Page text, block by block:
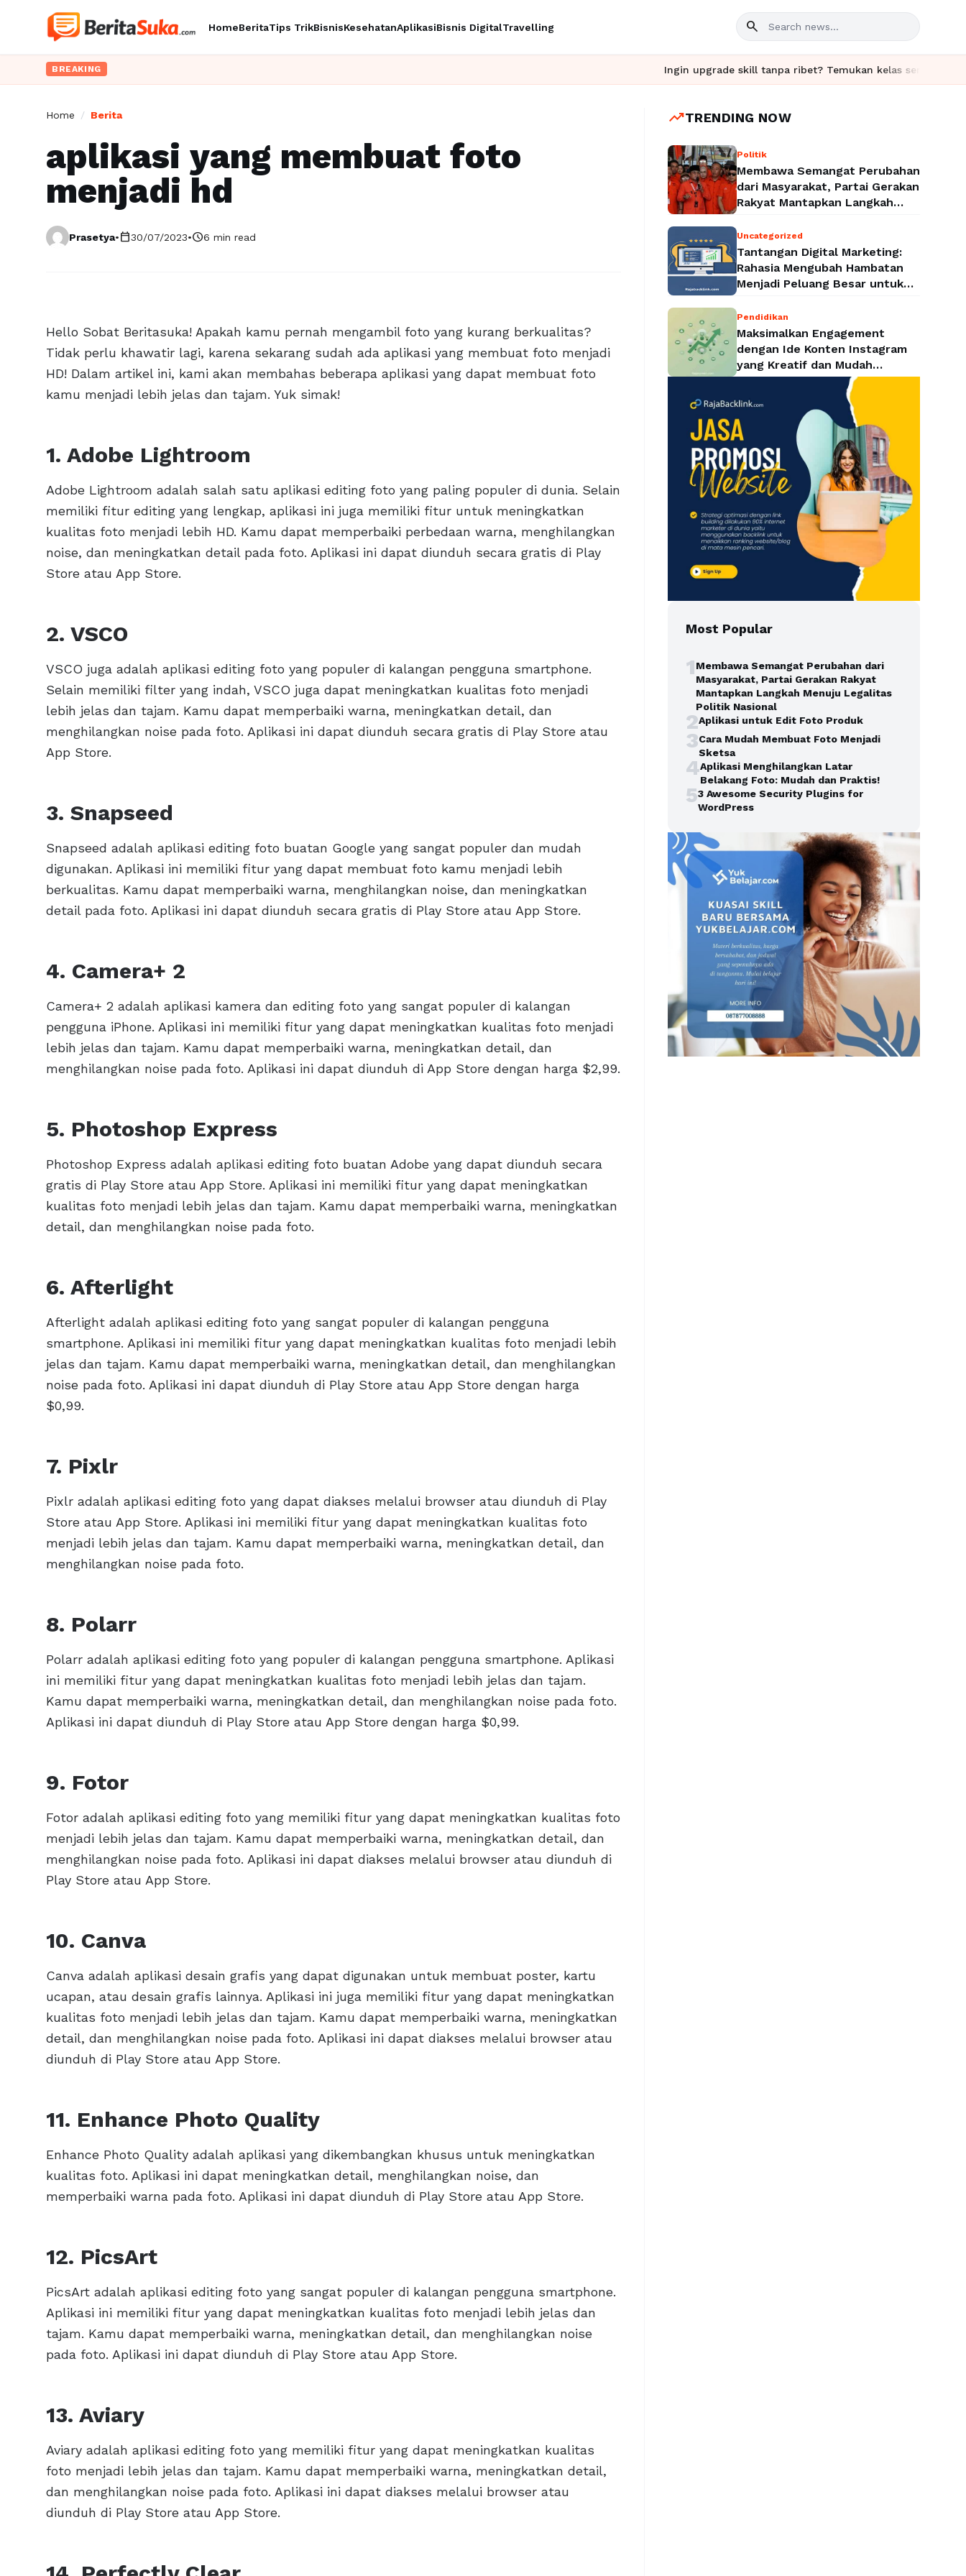
HomeBeritaTips TrikBisnisKesehatanAplikasiBisnis DigitalTravelling search
BREAKING Ingin upgrade skill tanpa ribet? Temukan kelas seru dan materi
Home / Berita
aplikasi yang membuat foto
menjadi hd
Prasetya•calendar_today30/07/2023•schedule6 min read
Hello Sobat Beritasuka! Apakah kamu pernah mengambil foto yang kurang berkualitas?
Tidak perlu khawatir lagi, karena sekarang sudah ada aplikasi yang membuat foto menjadi
HD! Dalam artikel ini, kami akan membahas beberapa aplikasi yang dapat membuat foto
kamu menjadi lebih jelas dan tajam. Yuk simak!
1. Adobe Lightroom
Adobe Lightroom adalah salah satu aplikasi editing foto yang paling populer di dunia. Selain
memiliki fitur editing yang lengkap, aplikasi ini juga memiliki fitur untuk meningkatkan
kualitas foto menjadi lebih HD. Kamu dapat memperbaiki perbedaan warna, menghilangkan
noise, dan meningkatkan detail pada foto. Aplikasi ini dapat diunduh secara gratis di Play
Store atau App Store.
2. VSCO
VSCO juga adalah aplikasi editing foto yang populer di kalangan pengguna smartphone.
Selain memiliki filter yang indah, VSCO juga dapat meningkatkan kualitas foto menjadi
lebih jelas dan tajam. Kamu dapat memperbaiki warna, meningkatkan detail, dan
menghilangkan noise pada foto. Aplikasi ini dapat diunduh secara gratis di Play Store atau
App Store.
3. Snapseed
Snapseed adalah aplikasi editing foto buatan Google yang sangat populer dan mudah
digunakan. Aplikasi ini memiliki fitur yang dapat membuat foto kamu menjadi lebih
berkualitas. Kamu dapat memperbaiki warna, menghilangkan noise, dan meningkatkan
detail pada foto. Aplikasi ini dapat diunduh secara gratis di Play Store atau App Store.
4. Camera+ 2
Camera+ 2 adalah aplikasi kamera dan editing foto yang sangat populer di kalangan
pengguna iPhone. Aplikasi ini memiliki fitur yang dapat meningkatkan kualitas foto menjadi
lebih jelas dan tajam. Kamu dapat memperbaiki warna, meningkatkan detail, dan
menghilangkan noise pada foto. Aplikasi ini dapat diunduh di App Store dengan harga $2,99.
5. Photoshop Express
Photoshop Express adalah aplikasi editing foto buatan Adobe yang dapat diunduh secara
gratis di Play Store atau App Store. Aplikasi ini memiliki fitur yang dapat meningkatkan
kualitas foto menjadi lebih jelas dan tajam. Kamu dapat memperbaiki warna, meningkatkan
detail, dan menghilangkan noise pada foto.
6. Afterlight
Afterlight adalah aplikasi editing foto yang sangat populer di kalangan pengguna
smartphone. Aplikasi ini memiliki fitur yang dapat meningkatkan kualitas foto menjadi lebih
jelas dan tajam. Kamu dapat memperbaiki warna, meningkatkan detail, dan menghilangkan
noise pada foto. Aplikasi ini dapat diunduh di Play Store atau App Store dengan harga
$0,99.
7. Pixlr
Pixlr adalah aplikasi editing foto yang dapat diakses melalui browser atau diunduh di Play
Store atau App Store. Aplikasi ini memiliki fitur yang dapat meningkatkan kualitas foto
menjadi lebih jelas dan tajam. Kamu dapat memperbaiki warna, meningkatkan detail, dan
menghilangkan noise pada foto.
8. Polarr
Polarr adalah aplikasi editing foto yang populer di kalangan pengguna smartphone. Aplikasi
ini memiliki fitur yang dapat meningkatkan kualitas foto menjadi lebih jelas dan tajam.
Kamu dapat memperbaiki warna, meningkatkan detail, dan menghilangkan noise pada foto.
Aplikasi ini dapat diunduh di Play Store atau App Store dengan harga $0,99.
9. Fotor
Fotor adalah aplikasi editing foto yang memiliki fitur yang dapat meningkatkan kualitas foto
menjadi lebih jelas dan tajam. Kamu dapat memperbaiki warna, meningkatkan detail, dan
menghilangkan noise pada foto. Aplikasi ini dapat diakses melalui browser atau diunduh di
Play Store atau App Store.
10. Canva
Canva adalah aplikasi desain grafis yang dapat digunakan untuk membuat poster, kartu
ucapan, atau desain grafis lainnya. Aplikasi ini juga memiliki fitur yang dapat meningkatkan
kualitas foto menjadi lebih jelas dan tajam. Kamu dapat memperbaiki warna, meningkatkan
detail, dan menghilangkan noise pada foto. Aplikasi ini dapat diakses melalui browser atau
diunduh di Play Store atau App Store.
11. Enhance Photo Quality
Enhance Photo Quality adalah aplikasi yang dikembangkan khusus untuk meningkatkan
kualitas foto. Aplikasi ini dapat meningkatkan detail, menghilangkan noise, dan
memperbaiki warna pada foto. Aplikasi ini dapat diunduh di Play Store atau App Store.
12. PicsArt
PicsArt adalah aplikasi editing foto yang sangat populer di kalangan pengguna smartphone.
Aplikasi ini memiliki fitur yang dapat meningkatkan kualitas foto menjadi lebih jelas dan
tajam. Kamu dapat memperbaiki warna, meningkatkan detail, dan menghilangkan noise
pada foto. Aplikasi ini dapat diunduh di Play Store atau App Store.
13. Aviary
Aviary adalah aplikasi editing foto yang memiliki fitur yang dapat meningkatkan kualitas
foto menjadi lebih jelas dan tajam. Kamu dapat memperbaiki warna, meningkatkan detail,
dan menghilangkan noise pada foto. Aplikasi ini dapat diakses melalui browser atau
diunduh di Play Store atau App Store.
trending_upTRENDING NOW
Politik
Membawa Semangat Perubahan
dari Masyarakat, Partai Gerakan
Rakyat Mantapkan Langkah
Nasional
Uncategorized
Tantangan Digital Marketing:
Rahasia Mengubah Hambatan
Menjadi Peluang Besar untuk
Pendidikan
Maksimalkan Engagement
dengan Ide Konten Instagram
yang Kreatif dan Mudah
Diterapkan
Most Popular
1Membawa Semangat Perubahan dari
Masyarakat, Partai Gerakan Rakyat
Mantapkan Langkah Menuju Legalitas
Politik Nasional
2Aplikasi untuk Edit Foto Produk
3Cara Mudah Membuat Foto Menjadi
Sketsa
4Aplikasi Menghilangkan Latar
Belakang Foto: Mudah dan Praktis!
53 Awesome Security Plugins for
WordPress